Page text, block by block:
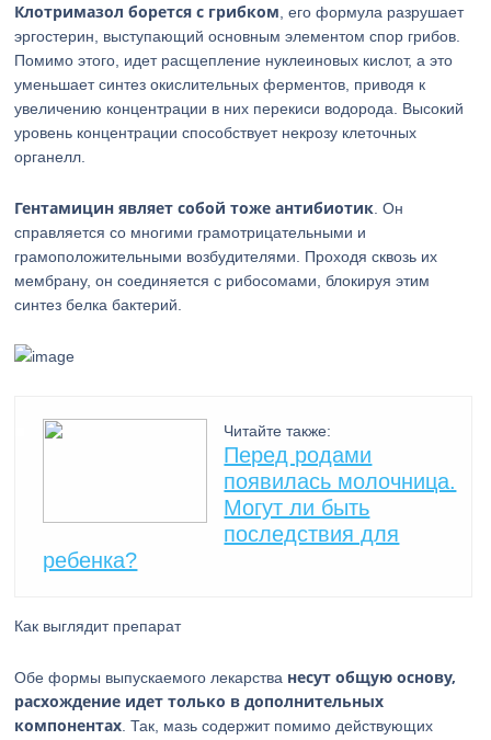
Клотримазол борется с грибком , его формула разрушает
эргостерин, выступающий основным элементом спор грибов.
Помимо этого, идет расщепление нуклеиновых кислот, а это
уменьшает синтез окислительных ферментов, приводя к
увеличению концентрации в них перекиси водорода. Высокий
уровень концентрации способствует некрозу клеточных
органелл.
Гентамицин являет собой тоже антибиотик . Он
справляется со многими грамотрицательными и
грамоположительными возбудителями. Проходя сквозь их
мембрану, он соединяется с рибосомами, блокируя этим
синтез белка бактерий.
Читайте также:
Перед родами
появилась молочница.
Могут ли быть
последствия для
ребенка?
Как выглядит препарат
Обе формы выпускаемого лекарства несут общую основу,
расхождение идет только в дополнительных
компонентах . Так, мазь содержит помимо действующих